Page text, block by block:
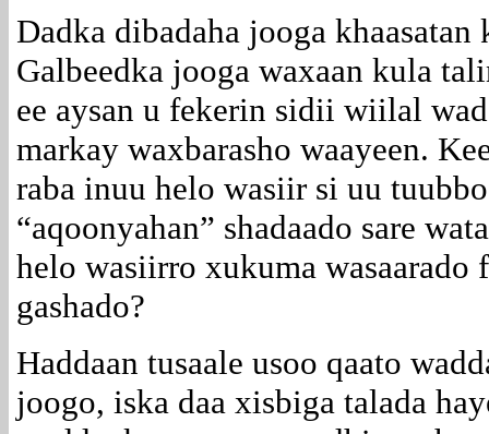
Dadka dibadaha jooga khaasatan
Galbeedka jooga waxaan kula
ee aysan u fekerin sidii wiilal
markay waxbarasho waayeen.
raba inuu helo wasiir si uu
“aqoonyahan” shadaado sare
helo wasiirro xukuma wasaarado
gashado?
Haddaan tusaale usoo qaato
joogo, iska daa xisbiga talada